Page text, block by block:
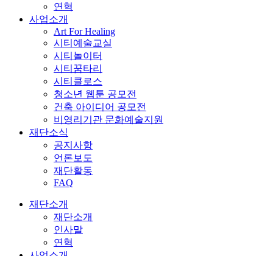
연혁
사업소개
Art For Healing
시티예술교실
시티놀이터
시티꿈타리
시티클로스
청소년 웹툰 공모전
건축 아이디어 공모전
비영리기관 문화예술지원
재단소식
공지사항
언론보도
재단활동
FAQ
재단소개
재단소개
인사말
연혁